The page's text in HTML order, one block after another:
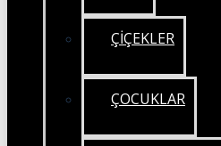
ÇİÇEKLER
ÇOCUKLAR